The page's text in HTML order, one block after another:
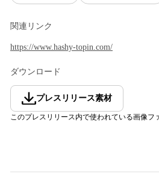
関連リンク
https://www.hashy-topin.com/
ダウンロード
プレスリリース素材
このプレスリリース内で使われている画像